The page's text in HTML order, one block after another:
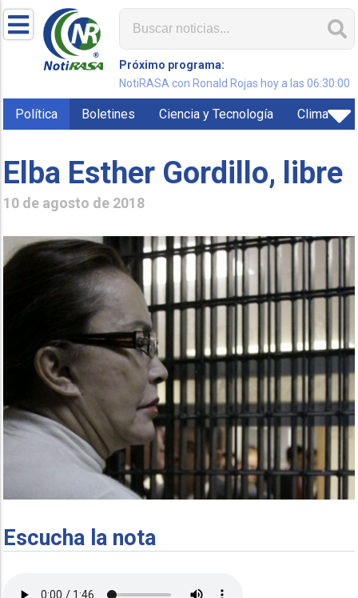
Próximo programa:
NotiRASA con Ronald Rojas hoy a las 06:30:00
Política Boletines Ciencia y Tecnología Clima
Elba Esther Gordillo, libre
10 de agosto de 2018
Escucha la nota